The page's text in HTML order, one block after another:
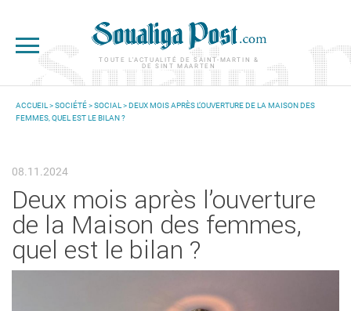
TOUTE L'ACTUALITÉ DE SAINT-MARTIN &
DE SINT MAARTEN
VOUS ÊTES ICI
ACCUEIL >SOCIÉTÉ>SOCIAL > DEUX MOIS APRÈS L’OUVERTURE DE LA MAISON DES
FEMMES, QUEL EST LE BILAN ?
08.11.2024
Deux mois après l’ouverture
de la Maison des femmes,
quel est le bilan ?